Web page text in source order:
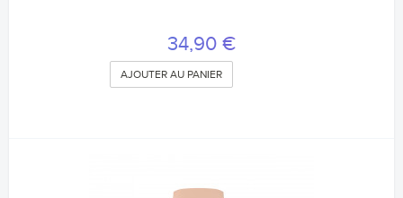
34,90 €
AJOUTER AU PANIER